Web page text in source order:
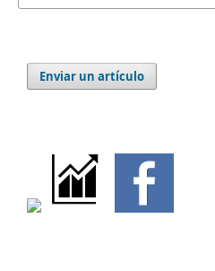
Enviar un artículo